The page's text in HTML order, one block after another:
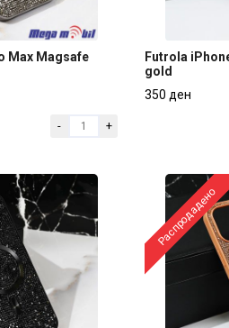
Max Magsafe
Max Magsafe
- +
Futrola
Futrola
gold
350 ден
Распродадено